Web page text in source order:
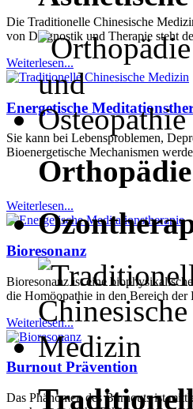
Die Traditionelle Chinesische
von Diagnostik und Therapie steht
Weiterlesen...
Energetische
Sie kann bei Lebensproblemen,
Bioenergetische Mechanismen
Weiterlesen...
Bioresonanz
Bioresonanz ist eine
die Homöopathie in den Bereich
Weiterlesen...
Burnout Prävention
Das Phänomen des Burnouts ist